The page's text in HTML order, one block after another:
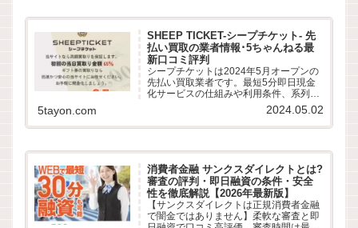
す。
SHEEP TICKET-シープチケット- 先
払い買取の業者情報･5ちゃんねる最
新口コミ評判
シープチケットは2024年5月オープンの
先払い買取業者です。最短5分即日現金
化サービスの仕組みや利用条件、系列業
者情報、5ちゃんねるなどから利用者の
実際の口コミ評判を徹底調査しました。
LINE完結の申込方法や特徴、注意点など
5tayon.com 2024.05.02
消費者金融 サンクスダイレクトとは?
審査の評判・即日融資の条件・安全
性を徹底解説【2026年最新版】
【サンクスダイレクトは正規消費者金融
で闇金ではありません】柔軟な審査と即